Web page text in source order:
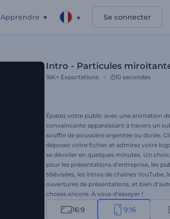
Apprendre Se connecter
Intro - Particules
16K+ Exportations 10 secondes
Épatez votre public avec une animation
convaincante apparaissant à travers un
souffle de poussière argentée ou dorée.
déposez votre fichier et admirez votre
se dévoiler en quelques minutes. Un choix
pour les présentations d'entreprise, les
télévisées, les intros de chaînes YouTube,
ouvertures de présentations, et bien
choses encore. À vous d'essayer !
16:9 9:16